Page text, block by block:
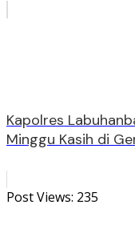
Kapolres
Minggu Kasih di
Post Views: 235